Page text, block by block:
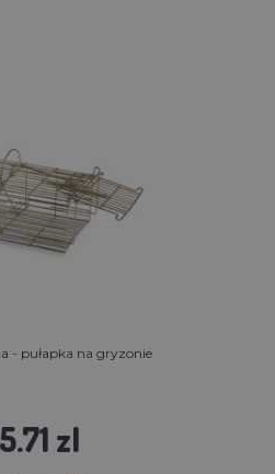
- pułapka na gryzonie
zl